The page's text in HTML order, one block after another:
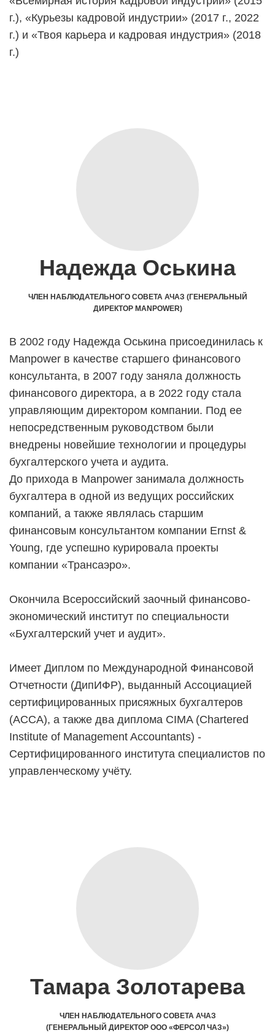
г.), «Курьезы кадровой индустрии» (2017 г., 2022
г.) и «Твоя карьера и кадровая индустрия» (2018
г.)
Надежда Оськина
ЧЛЕН НАБЛЮДАТЕЛЬНОГО СОВЕТА АЧАЗ (ГЕНЕРАЛЬНЫЙ
ДИРЕКТОР MANPOWER)
В 2002 году Надежда Оськина присоединилась к
Manpower в качестве старшего финансового
консультанта, в 2007 году заняла должность
финансового директора, а в 2022 году стала
управляющим директором компании. Под ее
непосредственным руководством были
внедрены новейшие технологии и процедуры
бухгалтерского учета и аудита.
До прихода в Manpower занимала должность
бухгалтера в одной из ведущих российских
компаний, а также являлась старшим
финансовым консультантом компании Ernst &
Young, где успешно курировала проекты
компании «Трансаэро».
Окончила Всероссийский заочный финансово-
экономический институт по специальности
«Бухгалтерский учет и аудит».
Имеет Диплом по Международной Финансовой
Отчетности (ДипИФР), выданный Ассоциацией
сертифицированных присяжных бухгалтеров
(АССА), а также два диплома CIMA (Chartered
Institute of Management Accountants) -
Сертифицированного института специалистов по
управленческому учёту.
Тамара Золотарева
ЧЛЕН НАБЛЮДАТЕЛЬНОГО СОВЕТА АЧАЗ
(ГЕНЕРАЛЬНЫЙ ДИРЕКТОР ООО «ФЕРСОЛ ЧАЗ»)